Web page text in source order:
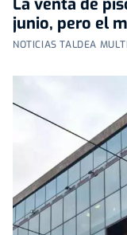
La venta de
junio, pero el
NOTICIAS TALDEA